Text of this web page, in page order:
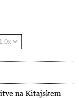
na Kitajskem